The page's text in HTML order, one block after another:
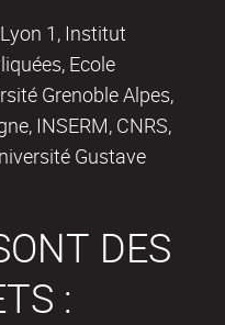
1, Institut
Ecole
Grenoble Alpes,
INSERM, CNRS,
Gustave
DES
: